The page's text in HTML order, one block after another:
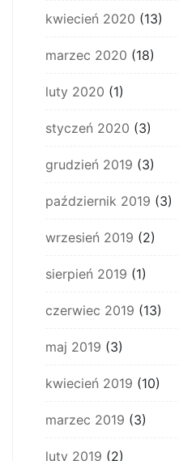
kwiecień 2020 (13)
marzec 2020 (18)
luty 2020 (1)
styczeń 2020 (3)
grudzień 2019 (3)
październik 2019 (3)
wrzesień 2019 (2)
sierpień 2019 (1)
czerwiec 2019 (13)
maj 2019 (3)
kwiecień 2019 (10)
marzec 2019 (3)
luty 2019 (2)